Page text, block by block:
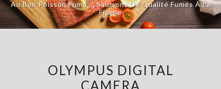
Au Bon Poisson Fumé … Saumons De Qualité Fumés À La
Ficelle
OLYMPUS DIGITAL
CAMERA